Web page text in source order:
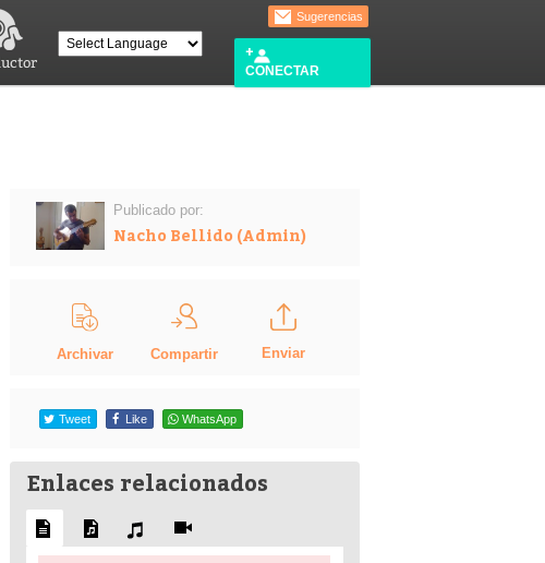
Sugerencias
CONECTAR
Publicado por:
Nacho Bellido (Admin)
Archivar Compartir Enviar
Tweet Like WhatsApp
Enlaces relacionados